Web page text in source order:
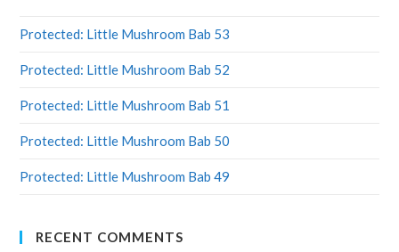
Protected: Little Mushroom Bab 53
Protected: Little Mushroom Bab 52
Protected: Little Mushroom Bab 51
Protected: Little Mushroom Bab 50
Protected: Little Mushroom Bab 49
RECENT COMMENTS